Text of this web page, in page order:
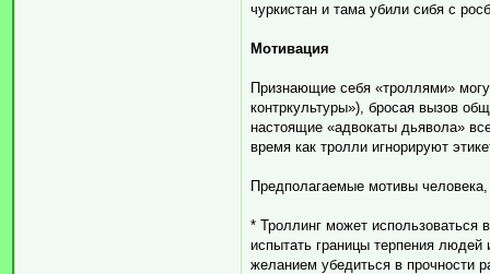
чуркистан и тама убили сибя с
Мотивация
Признающие себя «троллями»
контркультуры»), бросая вызов
настоящие «адвокаты дьявола»
время как тролли игнорируют
Предполагаемые мотивы
* Троллинг может использоваться
испытать границы терпения
желанием убедиться в прочности